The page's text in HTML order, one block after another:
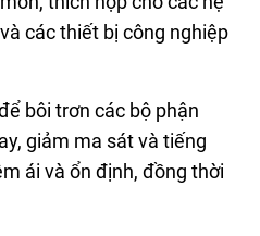
các thiết bị công nghiệp
bôi trơn các bộ phận
giảm ma sát và tiếng
ái và ổn định, đồng thời